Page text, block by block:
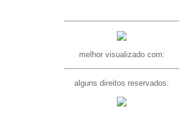
melhor visualizado com:
alguns direitos reservados: